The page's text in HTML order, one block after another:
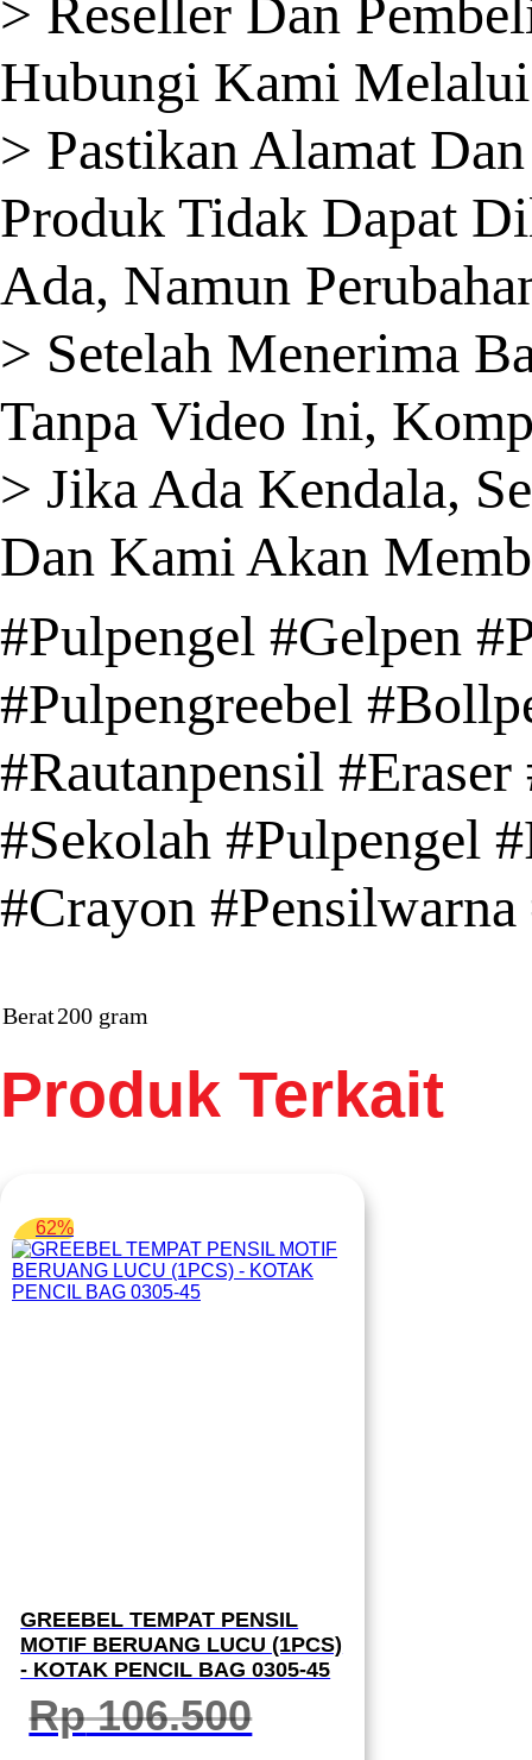
> Reseller Dan
Hubungi Kami
> Pastikan Alamat
Produk Tidak Dapat
Ada, Namun
> Setelah Menerima
Tanpa Video Ini,
> Jika Ada Kendala,
Dan Kami Akan
#Pulpengel #Gelpen
#Pulpengreebel
#Rautanpensil
#Sekolah #Pulpengel
#Crayon
Berat200 gram
Produk Terkait
62%
GREEBEL TEMPAT PENSIL
MOTIF BERUANG LUCU (1PCS)
- KOTAK PENCIL BAG 0305-45
Rp106.500
Harga